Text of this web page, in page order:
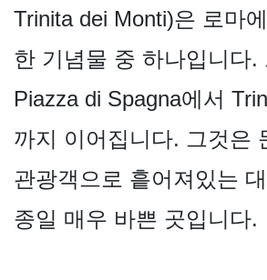
Trinita dei Monti)은 로마
한 기념물 중 하나입니다.
Piazza di Spagna에서
까지 이어집니다. 그것은
관광객으로 흩어져있는
종일 매우 바쁜 곳입니다.